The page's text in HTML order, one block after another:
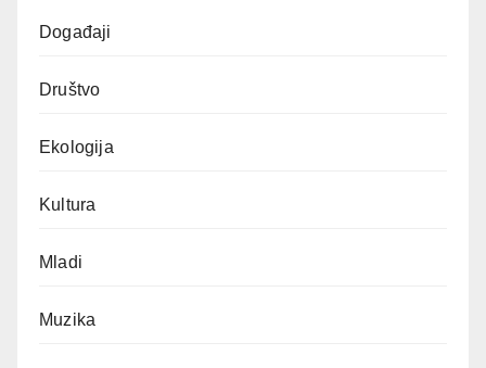
Događaji
Društvo
Ekologija
Kultura
Mladi
Muzika